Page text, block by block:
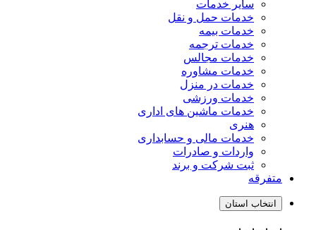
سایر خدمات
خدمات حمل و نقل
خدمات بیمه
خدمات ترجمه
خدمات مجالس
خدمات مشاوره
خدمات در منزل
خدمات ورزشی
خدمات ماشین های اداری
هنری
خدمات مالی و حسابداری
واردات و صادرات
ثبت شرکت و برند
متفرقه
انتخاب استان